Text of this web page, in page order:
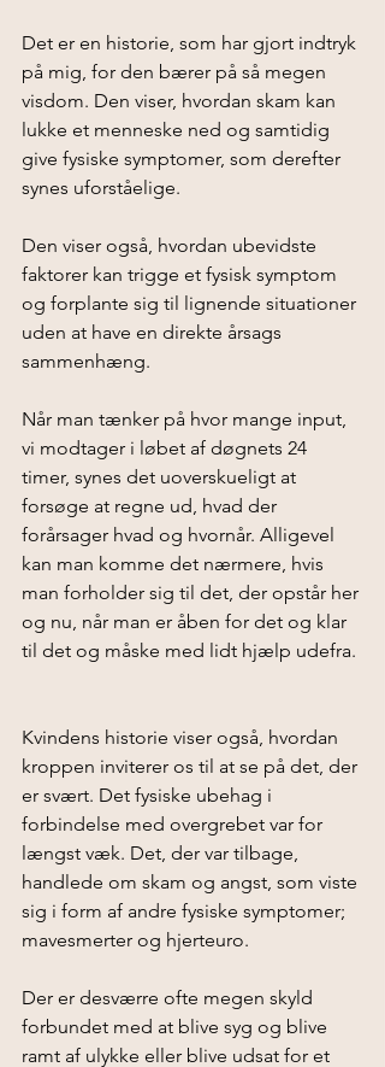
Det er en historie, som har gjort indtryk
på mig, for den bærer på så megen
visdom. Den viser, hvordan skam kan
lukke et menneske ned og samtidig
give fysiske symptomer, som derefter
synes uforståelige.
Den viser også, hvordan ubevidste
faktorer kan trigge et fysisk symptom
og forplante sig til lignende situationer
uden at have en direkte årsags
sammenhæng.
Når man tænker på hvor mange input,
vi modtager i løbet af døgnets 24
timer, synes det uoverskueligt at
forsøge at regne ud, hvad der
forårsager hvad og hvornår. Alligevel
kan man komme det nærmere, hvis
man forholder sig til det, der opstår her
og nu, når man er åben for det og klar
til det og måske med lidt hjælp udefra.
Kvindens historie viser også, hvordan
kroppen inviterer os til at se på det, der
er svært. Det fysiske ubehag i
forbindelse med overgrebet var for
længst væk. Det, der var tilbage,
handlede om skam og angst, som viste
sig i form af andre fysiske symptomer;
mavesmerter og hjerteuro.
Der er desværre ofte megen skyld
forbundet med at blive syg og blive
ramt af ulykke eller blive udsat for et